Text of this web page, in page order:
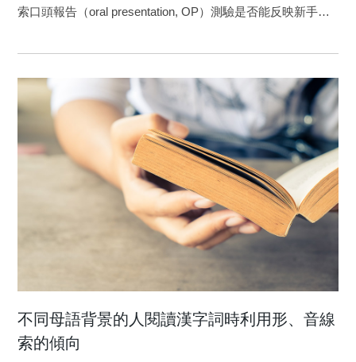
索口頭報告（oral presentation, OP）測驗是否能反映新手醫
兩組腦部病變的CT圖片（案例一與案例二），並測驗他們的
閱讀行為和解釋能力。過程中透過眼動追蹤紀錄學生尋找病
變目標的閱讀行為，這些紀錄被用於評估口頭報告的準確
度。使用的統計方式包含滯後序列分析（lag sequential
analysis, LSA）、混合線性模型（linear mixed models），以
及傳遞熵（transition entropy, TE），這些方法能利用眼動資
料來了解系統性圖像閱讀的順序（時間關係）和位置（空間
複雜性）。研究結果發現，醫學生接受兩個小時的互動工作
坊教學後，對於兩個案例的口頭報告的分數顯著提升，閱讀
行為和眼動追蹤的資料顯示醫學生的圖像閱讀行為在教學
前、後有轉變，此外教學成效會隨興趣區域（Areas of
時間在教學前後有顯著差異，但案例二中注視次數、準確診
斷病變的頻率在教學前後沒有顯著的差異。研究結果顯示，
學生經過結構化教學後，可以讓醫學生以更合適的方式閱讀
不同母語背景的人閱讀漢字詞時利用形、音線
索的傾向